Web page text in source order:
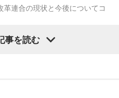
か20年、それを持ち続けると
るのにいい時期が来るから持
ろんいいことかもしれない
連合の現状と今後についてコ
ついて）政党支持率も低い」
事を読む